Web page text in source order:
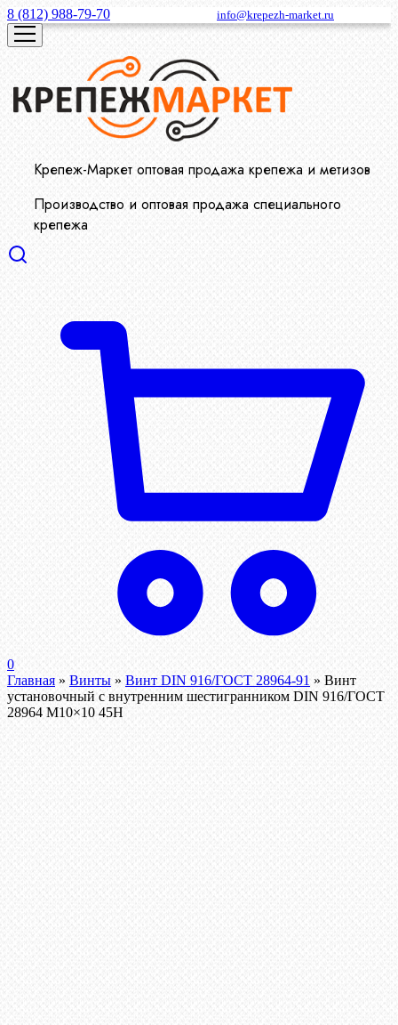
8 (812) 988-79-70 info@krepezh-market.ru
Крепеж-Маркет оптовая продажа крепежа и метизов
Производство и оптовая продажа специального
крепежа
0
Главная » Винты » Винт DIN 916/ГОСТ 28964-91 » Винт
установочный с внутренним шестигранником DIN 916/ГОСТ
28964 М10×10 45Н